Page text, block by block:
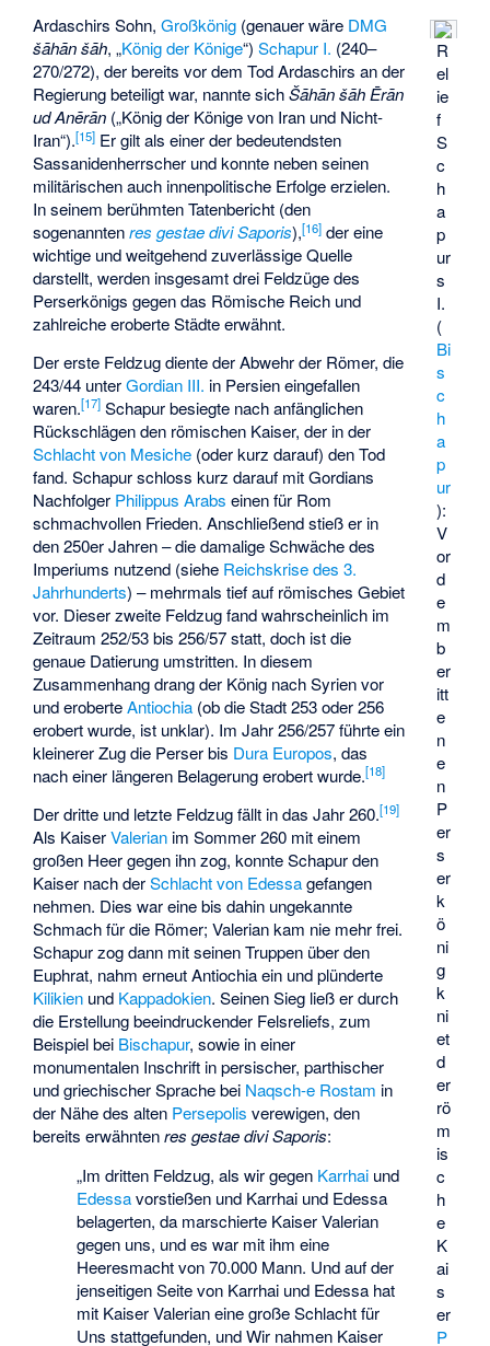
R
el
ie
f
S
c
h
a
p
ur
s
I.
(
Bi
s
c
h
a
p
ur
):
V
or
d
e
m
b
er
itt
e
n
e
n
P
er
s
er
k
ö
ni
g
k
ni
et
d
er
rö
m
is
c
h
e
K
ai
s
er
P
Ardaschirs Sohn,Großkönig (genauer wäre DMG
šāhān šāh, „König der Könige“)Schapur I. (240–
270/272), der bereits vor dem Tod Ardaschirs an der
Regierung beteiligt war, nannte sichŠāhān šāh Ērān
ud Anērān („König der Könige von Iran und Nicht-
Iran“).[15] Er gilt als einer der bedeutendsten
Sassanidenherrscher und konnte neben seinen
militärischen auch innenpolitische Erfolge erzielen.
In seinem berühmten Tatenbericht (den
sogenanntenres gestae divi Saporis),[16] der eine
wichtige und weitgehend zuverlässige Quelle
darstellt, werden insgesamt drei Feldzüge des
Perserkönigs gegen das Römische Reich und
zahlreiche eroberte Städte erwähnt.
Der erste Feldzug diente der Abwehr der Römer, die
243/44 unterGordian III. in Persien eingefallen
waren.[17] Schapur besiegte nach anfänglichen
Rückschlägen den römischen Kaiser, der in der
Schlacht von Mesiche (oder kurz darauf) den Tod
fand. Schapur schloss kurz darauf mit Gordians
Nachfolger Philippus Arabs einen für Rom
schmachvollen Frieden. Anschließend stieß er in
den 250er Jahren – die damalige Schwäche des
Imperiums nutzend (siehe Reichskrise des 3.
Jahrhunderts) – mehrmals tief auf römisches Gebiet
vor. Dieser zweite Feldzug fand wahrscheinlich im
Zeitraum 252/53 bis 256/57 statt, doch ist die
genaue Datierung umstritten. In diesem
Zusammenhang drang der König nach Syrien vor
und eroberteAntiochia (ob die Stadt 253 oder 256
erobert wurde, ist unklar). Im Jahr 256/257 führte ein
kleinerer Zug die Perser bis Dura Europos, das
nach einer längeren Belagerung erobert wurde.[18]
Der dritte und letzte Feldzug fällt in das Jahr 260.[19]
Als KaiserValerian im Sommer 260 mit einem
großen Heer gegen ihn zog, konnte Schapur den
Kaiser nach derSchlacht von Edessagefangen
nehmen. Dies war eine bis dahin ungekannte
Schmach für die Römer; Valerian kam nie mehr frei.
Schapur zog dann mit seinen Truppen über den
Euphrat, nahm erneut Antiochia ein und plünderte
Kilikien und Kappadokien. Seinen Sieg ließ er durch
die Erstellung beeindruckender Felsreliefs, zum
Beispiel bei Bischapur, sowie in einer
monumentalen Inschrift in persischer, parthischer
und griechischer Sprache bei Naqsch-e Rostam in
der Nähe des alten Persepolis verewigen, den
bereits erwähntenres gestae divi Saporis:
„Im dritten Feldzug, als wir gegen Karrhai und
Edessavorstießen und Karrhai und Edessa
belagerten, da marschierte Kaiser Valerian
gegen uns, und es war mit ihm eine
Heeresmacht von 70.000 Mann. Und auf der
jenseitigen Seite von Karrhai und Edessa hat
mit Kaiser Valerian eine große Schlacht für
Uns stattgefunden, und Wir nahmen Kaiser